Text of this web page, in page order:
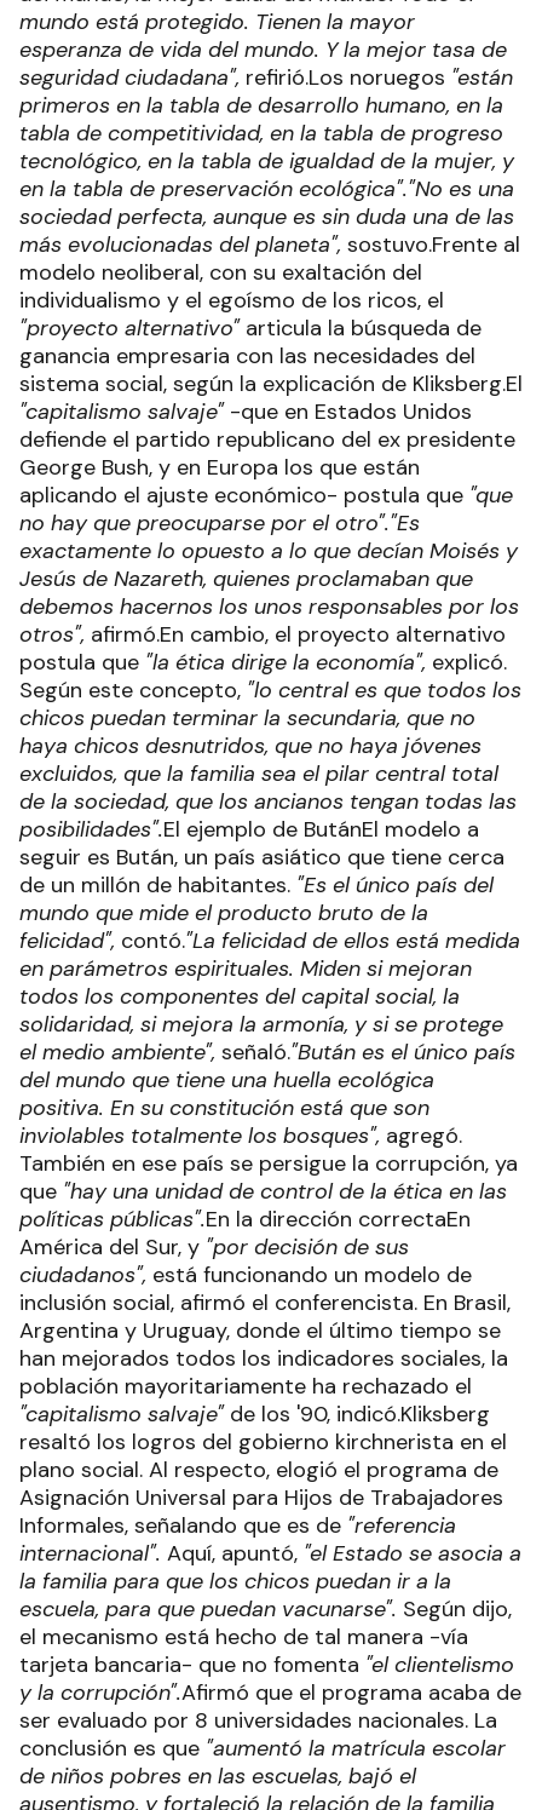
mundo está protegido. Tienen la mayor
esperanza de vida del mundo. Y la mejor tasa de
seguridad ciudadana", refirió.Los noruegos "están
primeros en la tabla de desarrollo humano, en la
tabla de competitividad, en la tabla de progreso
tecnológico, en la tabla de igualdad de la mujer, y
en la tabla de preservación ecológica"."No es una
sociedad perfecta, aunque es sin duda una de las
más evolucionadas del planeta", sostuvo.Frente al
modelo neoliberal, con su exaltación del
individualismo y el egoísmo de los ricos, el
"proyecto alternativo"articula la búsqueda de
ganancia empresaria con las necesidades del
sistema social, según la explicación de Kliksberg.El
"capitalismo salvaje"-que en Estados Unidos
defiende el partido republicano del ex presidente
George Bush, y en Europa los que están
aplicando el ajuste económico- postula que "que
no hay que preocuparse por el otro"."Es
exactamente lo opuesto a lo que decían Moisés y
Jesús de Nazareth, quienes proclamaban que
debemos hacernos los unos responsables por los
otros", afirmó.En cambio, el proyecto alternativo
postula que "la ética dirige la economía", explicó.
Según este concepto, "lo central es que todos los
chicos puedan terminar la secundaria, que no
haya chicos desnutridos, que no haya jóvenes
excluidos, que la familia sea el pilar central total
de la sociedad, que los ancianos tengan todas las
posibilidades".El ejemplo de ButánEl modelo a
seguir es Bután, un país asiático que tiene cerca
de un millón de habitantes. "Es el único país del
mundo que mide el producto bruto de la
felicidad", contó."La felicidad de ellos está medida
en parámetros espirituales. Miden si mejoran
todos los componentes del capital social, la
solidaridad, si mejora la armonía, y si se protege
el medio ambiente", señaló."Bután es el único país
del mundo que tiene una huella ecológica
positiva. En su constitución está que son
inviolables totalmente los bosques", agregó.
También en ese país se persigue la corrupción, ya
que "hay una unidad de control de la ética en las
políticas públicas".En la dirección correctaEn
América del Sur, y "por decisión de sus
ciudadanos", está funcionando un modelo de
inclusión social, afirmó el conferencista. En Brasil,
Argentina y Uruguay, donde el último tiempo se
han mejorados todos los indicadores sociales, la
población mayoritariamente ha rechazado el
"capitalismo salvaje"de los '90, indicó.Kliksberg
resaltó los logros del gobierno kirchnerista en el
plano social. Al respecto, elogió el programa de
Asignación Universal para Hijos de Trabajadores
Informales, señalando que es de "referencia
internacional". Aquí, apuntó, "el Estado se asocia a
la familia para que los chicos puedan ir a la
escuela, para que puedan vacunarse". Según dijo,
el mecanismo está hecho de tal manera -vía
tarjeta bancaria- que no fomenta "el clientelismo
y la corrupción".Afirmó que el programa acaba de
ser evaluado por 8 universidades nacionales. La
conclusión es que "aumentó la matrícula escolar
de niños pobres en las escuelas, bajó el
ausentismo, y fortaleció la relación de la familia